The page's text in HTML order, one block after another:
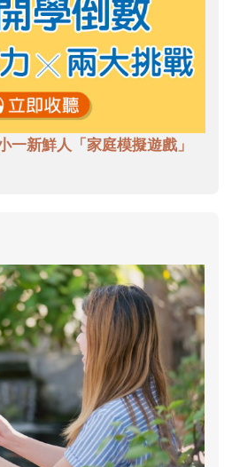
一新鮮人「家庭模擬遊戲」